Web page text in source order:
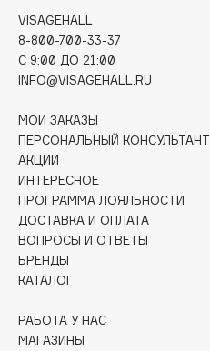
Clarins Precious
Clinique
Clive Christian
Collagenina
Consly
Corimo
CosRX
Cottolina
Crescina
Curaprox
VISAGEHALL
8-800-700-33-37
C 9:00 ДО 21:00
INFO@VISAGEHALL.RU
МОИ ЗАКАЗЫ
ПЕРСОНАЛЬНЫЙ КОНСУЛЬТАНТ
АКЦИИ
ИНТЕРЕСНОЕ
ПРОГРАММА ЛОЯЛЬНОСТИ
ДОСТАВКА И ОПЛАТА
ВОПРОСЫ И ОТВЕТЫ
БРЕНДЫ
КАТАЛОГ
РАБОТА У НАС
МАГАЗИНЫ